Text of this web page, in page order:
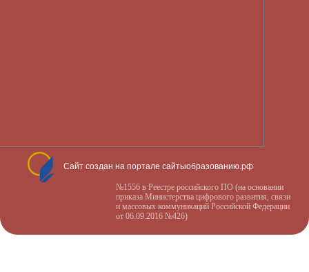
Сайт создан на портале сайтыобразованию.рф
№1556 в Реестре российского ПО (на основании
приказа Министерства цифрового развития, связи
и массовых коммуникаций Российской Федерации
от 06.09.2016 №426)